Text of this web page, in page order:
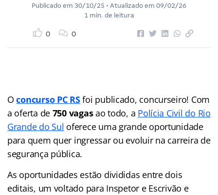
Publicado em 30/10/25 • Atualizado em 09/02/26
1 min. de leitura
0 0
Oconcurso PC RSfoi publicado, concurseiro! Com
a oferta de 750 vagasao todo, a Polícia Civil do Rio
Grande do Sul oferece uma grande oportunidade
para quem quer ingressar ou evoluir na carreira de
segurança pública.
As oportunidades estão divididas entre dois
editais, um voltado para Inspetor e Escrivão e